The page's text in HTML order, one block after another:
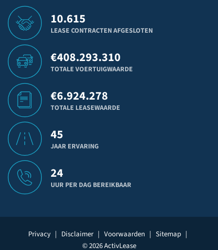
10.615
LEASE CONTRACTEN AFGESLOTEN
€408.293.310
TOTALE VOERTUIGWAARDE
€6.924.278
TOTALE LEASEWAARDE
45
JAAR ERVARING
24
UUR PER DAG BEREIKBAAR
Privacy | Disclaimer | Voorwaarden | Sitemap |
© 2026 ActivLease